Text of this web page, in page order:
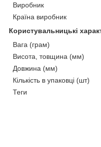
Виробник
Країна виробник
Користувальницькі
Вага (грам)
Висота, товщина (мм)
Довжина (мм)
Кількість в упаковці (шт)
Теги